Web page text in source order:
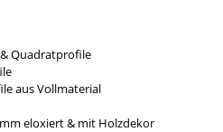
Quadratprofile
aus Vollmaterial
eloxiert & mit Holzdekor